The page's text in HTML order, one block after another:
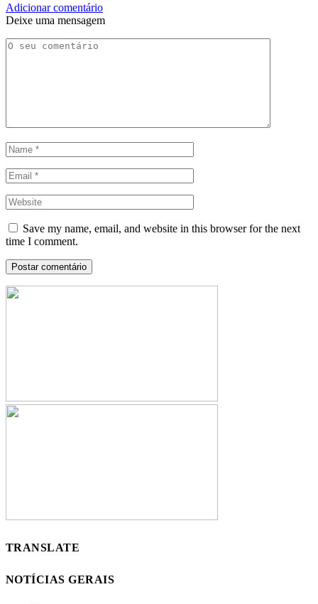
Adicionar comentário
Deixe uma mensagem
Save my name, email, and website in this browser for the next
time I comment.
TRANSLATE
NOTÍCIAS GERAIS